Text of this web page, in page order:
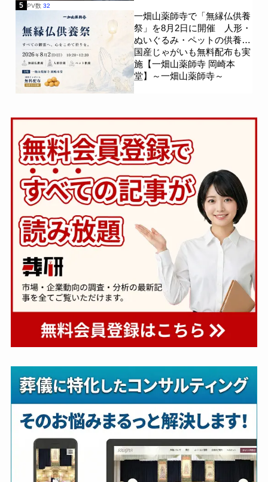
5 PV数 32
一畑山薬師寺で「無縁仏供養
祭」を8月2日に開催 人形・
ぬいぐるみ・ペットの供養、
国産じゃがいも無料配布も実
施【一畑山薬師寺 岡崎本
堂】～一畑山薬師寺～